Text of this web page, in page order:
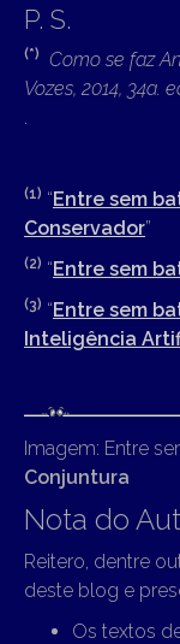
P. S.
(*)
Como se faz
Vozes, 2014, 34a.
.
(1) “Entre sem
Conservador”
(2) “Entre sem
(3) “Entre sem
Inteligência
Imagem: Entre
Conjuntura
Nota do
Reitero, dentre
deste blog e
Os textos